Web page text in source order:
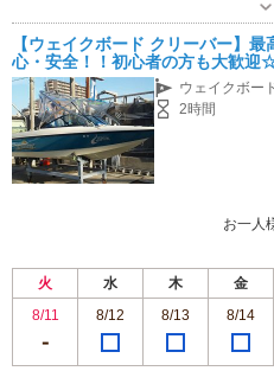
定休日：火曜日※トーイングは年中
【ウェイクボード クリーバー】
心・安全！！初心者の方も大歓
ウェイクボー
2時間
お一人
火 水 木 金
8/11
8/12 8/13 8/14